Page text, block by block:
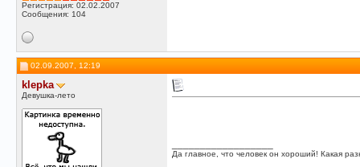
Регистрация: 02.02.2007
Сообщения: 104
02.09.2007, 12:19
klepka
Девушка-лето
Да главное, что человек он хороший! Какая